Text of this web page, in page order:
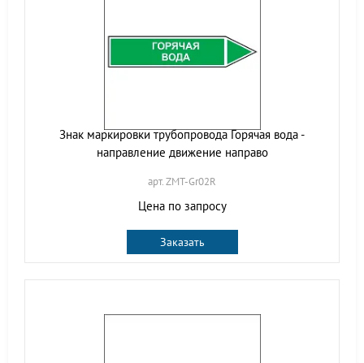
Знак маркировки трубопровода Горячая вода -
направление движение направо
арт. ZMT-Gr02R
Цена по запросу
Заказать